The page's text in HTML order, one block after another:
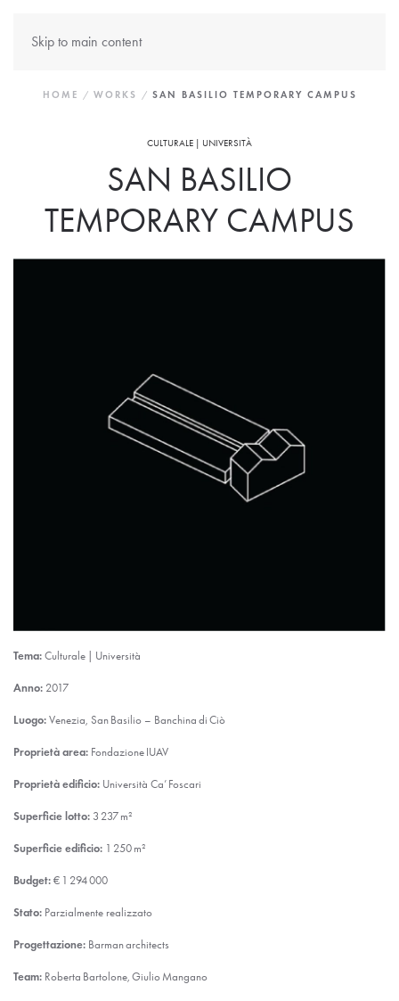
Skip to main content
HOME WORKS SAN BASILIO TEMPORARY CAMPUS
CULTURALE | UNIVERSITÀ
SAN BASILIO
TEMPORARY CAMPUS
Tema: Culturale | Università
Anno: 2017
Luogo: Venezia, San Basilio – Banchina di Ciò
Proprietà area: Fondazione IUAV
Proprietà edificio: Università Ca’ Foscari
Superficie lotto: 3 237 m²
Superficie edificio: 1 250 m²
Budget: € 1 294 000
Stato: Parzialmente realizzato
Progettazione: Barman architects
Team: Roberta Bartolone, Giulio Mangano